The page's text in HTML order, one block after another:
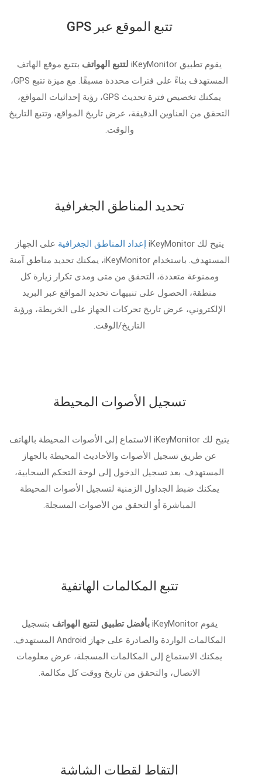
تتبع الموقع عبر GPS
يقوم تطبيق iKeyMonitor لتتبع الهواتف بتتبع موقع الهاتف
المستهدف بناءً على فترات محددة مسبقًا. مع ميزة تتبع GPS،
يمكنك تخصيص فترة تحديث GPS، رؤية إحداثيات المواقع،
التحقق من العناوين الدقيقة، عرض تاريخ المواقع، وتتبع التاريخ
والوقت.
تحديد المناطق الجغرافية
يتيح لك iKeyMonitor إعداد المناطق الجغرافية على الجهاز
المستهدف. باستخدام iKeyMonitor، يمكنك تحديد مناطق آمنة
وممنوعة متعددة، التحقق من متى ومدى تكرار زيارة كل
منطقة، الحصول على تنبيهات تحديد المواقع عبر البريد
الإلكتروني، عرض تاريخ تحركات الجهاز على الخريطة، ورؤية
التاريخ/الوقت.
تسجيل الأصوات المحيطة
يتيح لك iKeyMonitor الاستماع إلى الأصوات المحيطة بالهاتف
عن طريق تسجيل الأصوات والأحاديث المحيطة بالجهاز
المستهدف. بعد تسجيل الدخول إلى لوحة التحكم السحابية،
يمكنك ضبط الجداول الزمنية لتسجيل الأصوات المحيطة
المباشرة أو التحقق من الأصوات المسجلة.
تتبع المكالمات الهاتفية
يقوم iKeyMonitor بأفضل تطبيق لتتبع الهواتف بتسجيل
المكالمات الواردة والصادرة على جهاز Android المستهدف.
يمكنك الاستماع إلى المكالمات المسجلة، عرض معلومات
الاتصال، والتحقق من تاريخ ووقت كل مكالمة.
التقاط لقطات الشاشة